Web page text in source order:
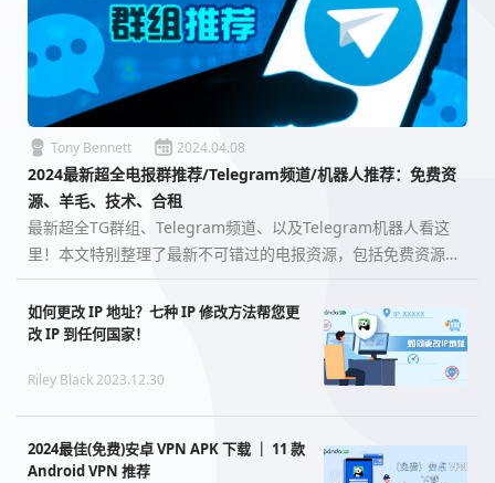
Tony Bennett 2024.04.08
2024最新超全电报群推荐/Telegram频道/机器人推荐：免费资
源、羊毛、技术、合租
最新超全TG群组、Telegram频道、以及Telegram机器人看这
里！本文特别整理了最新不可错过的电报资源，包括免费资源、
羊毛、技术、合租等，应有尽有。…
如何更改 IP 地址？七种 IP 修改方法帮您更
改 IP 到任何国家！
Riley Black 2023.12.30
2024最佳(免费)安卓 VPN APK 下载 ｜ 11 款
Android VPN 推荐